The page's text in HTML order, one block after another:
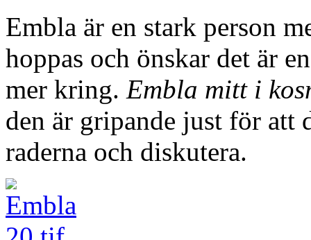
Embla är en stark person
hoppas och önskar det är
mer kring. Embla mitt i
den är gripande just för att
raderna och diskutera.